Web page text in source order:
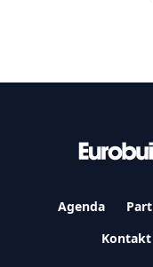
Agenda
Kontakt